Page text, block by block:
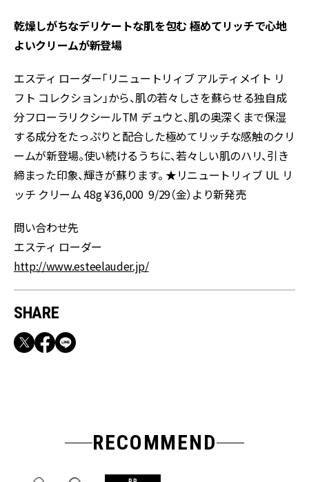
乾燥しがちなデリケートな肌を包む 極めてリッチで心地
よいクリームが新登場
エスティ ローダー「リニュートリィブ アルティメイト リ
フト コレクション」から、肌の若々しさを蘇らせる独自成
分フローラリクシールTM デュウと、肌の奥深くまで保湿
する成分をたっぷりと配合した極めてリッチな感触のクリ
ームが新登場。使い続けるうちに、若々しい肌のハリ、引き
締まった印象、輝きが蘇ります。 ★リニュートリィブ UL リ
ッチ クリーム 48g ¥36,000 9/29（金）より新発売
問い合わせ先
エスティ ローダー
http://www.esteelauder.jp/
SHARE
RECOMMEND